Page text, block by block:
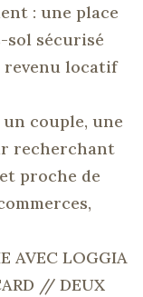
: une place
sol sécurisé
revenu locatif
couple, une
recherchant
proche de
AVEC LOGGIA
// DEUX